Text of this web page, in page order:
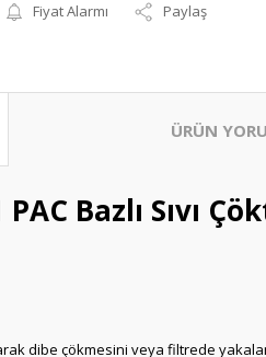
Fiyat Alarmı Paylaş
ÜRÜN
Bazlı Sıvı
dibe çökmesini veya filtrede